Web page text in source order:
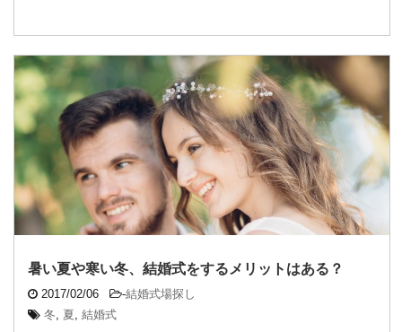
暑い夏や寒い冬、結婚式をするメリットはある？
2017/02/06 -結婚式場探し
冬, 夏, 結婚式